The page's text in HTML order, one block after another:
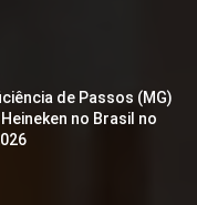
de Passos (MG)
no Brasil no